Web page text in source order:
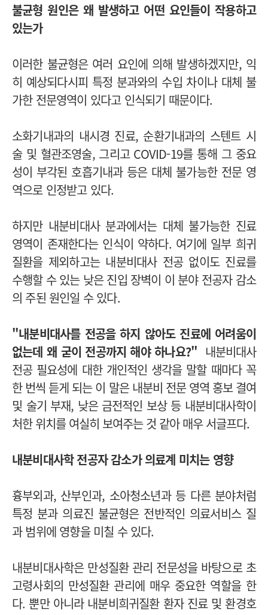
불균형 원인은 왜 발생하고 어떤 요인들이 작용하고
있는가
이러한 불균형은 여러 요인에 의해 발생하겠지만, 익
히 예상되다시피 특정 분과와의 수입 차이나 대체 불
가한 전문영역이 있다고 인식되기 때문이다.
소화기내과의 내시경 진료, 순환기내과의 스텐트 시
술 및 혈관조영술, 그리고 COVID-19를 통해 그 중요
성이 부각된 호흡기내과 등은 대체 불가능한 전문 영
역으로 인정받고 있다.
하지만 내분비대사 분과에서는 대체 불가능한 진료
영역이 존재한다는 인식이 약하다. 여기에 일부 희귀
질환을 제외하고는 내분비대사 전공 없이도 진료를
수행할 수 있는 낮은 진입 장벽이 이 분야 전공자 감소
의 주된 원인일 수 있다.
"내분비대사를 전공을 하지 않아도 진료에 어려움이
없는데 왜 굳이 전공까지 해야 하나요?" 내분비대사
전공 필요성에 대한 개인적인 생각을 말할 때마다 꼭
한 번씩 듣게 되는 이 말은 내분비 전문 영역 홍보 결여
및 술기 부재, 낮은 금전적인 보상 등 내분비대사학이
처한 위치를 여실히 보여주는 것 같아 매우 서글프다.
내분비대사학 전공자 감소가 의료계 미치는 영향
흉부외과, 산부인과, 소아청소년과 등 다른 분야처럼
특정 분과 의료진 불균형은 전반적인 의료서비스 질
과 범위에 영향을 미칠 수 있다.
내분비대사학은 만성질환 관리 전문성을 바탕으로 초
고령사회의 만성질환 관리에 매우 중요한 역할을 한
다. 뿐만 아니라 내분비희귀질환 환자 진료 및 환경호